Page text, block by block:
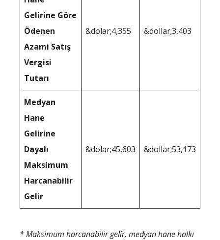
Gelirine Göre
Ödenen
Azami Satış
Vergisi
Tutarı
&dolar;4,355 &dollar;3,403
Medyan
Hane
Gelirine
Dayalı
Maksimum
Harcanabilir
Gelir
&dolar;45,603 &dollar;53,173
* Maksimum harcanabilir gelir, medyan hane halkı